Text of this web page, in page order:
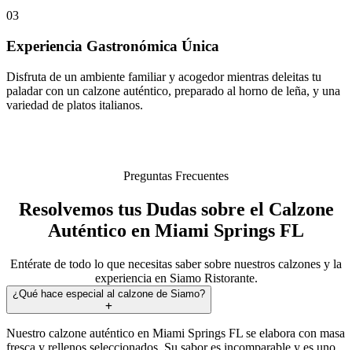
03
Experiencia Gastronómica Única
Disfruta de un ambiente familiar y acogedor mientras deleitas tu
paladar con un calzone auténtico, preparado al horno de leña, y una
variedad de platos italianos.
Preguntas Frecuentes
Resolvemos tus Dudas sobre el Calzone
Auténtico en Miami Springs FL
Entérate de todo lo que necesitas saber sobre nuestros calzones y la
experiencia en Siamo Ristorante.
¿Qué hace especial al calzone de Siamo?
Nuestro calzone auténtico en Miami Springs FL se elabora con masa
fresca y rellenos seleccionados. Su sabor es incomparable y es uno